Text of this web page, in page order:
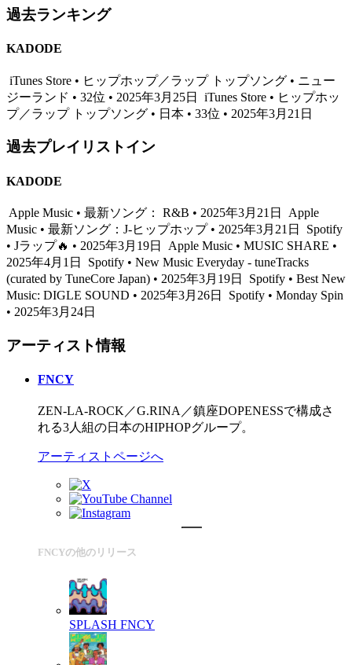
過去ランキング
KADODE
iTunes Store • ヒップホップ／ラップ トップソング • ニュー
ジーランド • 32位 • 2025年3月25日
iTunes Store • ヒップホッ
プ／ラップ トップソング • 日本 • 33位 • 2025年3月21日
過去プレイリストイン
KADODE
Apple Music • 最新ソング： R&B • 2025年3月21日
Apple
Music • 最新ソング：J-ヒップホップ • 2025年3月21日
Spotify
• Jラップ🔥 • 2025年3月19日
Apple Music • MUSIC SHARE •
2025年4月1日
Spotify • New Music Everyday - tuneTracks
(curated by TuneCore Japan) • 2025年3月19日
Spotify • Best New
Music: DIGLE SOUND • 2025年3月26日
Spotify • Monday Spin
• 2025年3月24日
アーティスト情報
FNCY
ZEN-LA-ROCK／G.RINA／鎮座DOPENESSで構成さ
れる3人組の日本のHIPHOPグループ。
アーティストページへ
FNCYの他のリリース
SPLASH FNCY